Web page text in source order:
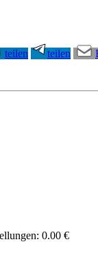
teilen teilen
0.00 €